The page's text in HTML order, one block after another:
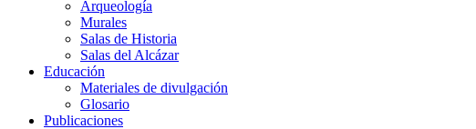
Arqueología
Murales
Salas de Historia
Salas del Alcázar
Educación
Materiales de divulgación
Glosario
Publicaciones